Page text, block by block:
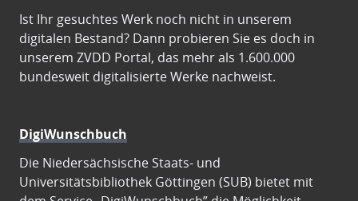
Ist Ihr gesuchtes Werk noch nicht in unserem
digitalen Bestand? Dann probieren Sie es doch in
unserem ZVDD Portal, das mehr als 1.600.000
bundesweit digitalisierte Werke nachweist.
DigiWunschbuch
Die Niedersächsische Staats- und
Universitätsbibliothek Göttingen (SUB) bietet mit